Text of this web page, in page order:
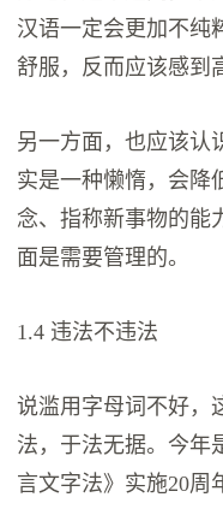
汉语一定会更加不纯
舒服，反而应该感到
另一方面，也应该认
实是一种懒惰，会降
念、指称新事物的能
面是需要管理的。
1.4 违法不违法
说滥用字母词不好，
法，于法无据。今年
言文字法》实施20周